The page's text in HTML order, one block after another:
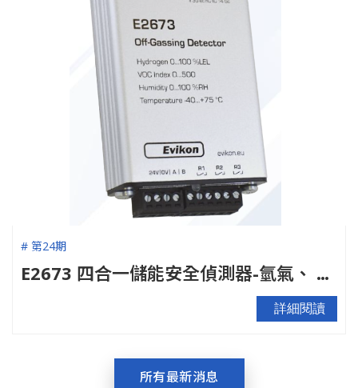
# 第24期
E2673 四合一儲能安全偵測器-氫氣、 VOC、溫濕度全方位防護
詳細閱讀
所有最新消息